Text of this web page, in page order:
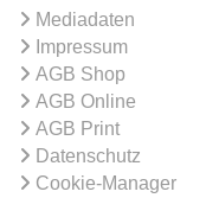
Mediadaten
Impressum
AGB Shop
AGB Online
AGB Print
Datenschutz
Cookie-Manager